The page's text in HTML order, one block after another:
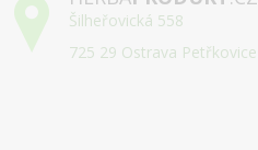
Šilheřovická 558
725 29 Ostrava Petřkovice